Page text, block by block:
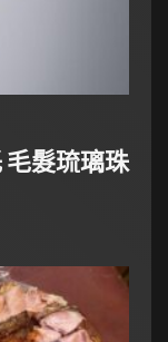
髮琉璃珠